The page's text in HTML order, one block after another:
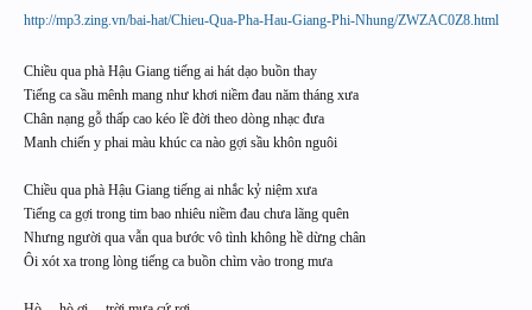
http://mp3.zing.vn/bai-hat/Chieu-Qua-Pha-Hau-Giang-Phi-Nhung/ZWZAC0Z8.html
Chiều qua phà Hậu Giang tiếng ai hát dạo buồn thay
Tiếng ca sầu mênh mang như khơi niềm đau năm tháng xưa
Chân nạng gỗ thấp cao kéo lề đời theo dòng nhạc đưa
Manh chiến y phai màu khúc ca nào gợi sầu khôn nguôi
Chiều qua phà Hậu Giang tiếng ai nhắc kỷ niệm xưa
Tiếng ca gợi trong tim bao nhiêu niềm đau chưa lãng quên
Nhưng người qua vẫn qua bước vô tình không hề dừng chân
Ôi xót xa trong lòng tiếng ca buồn chìm vào trong mưa